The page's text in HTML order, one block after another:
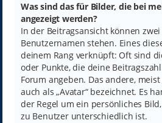
Was sind das für Bilder, die bei
angezeigt werden?
In der Beitragsansicht können
Benutzernamen stehen. Eines
deinem Rang verknüpft: Oft sind
oder Punkte, die deine
Forum angeben. Das andere,
auch als „Avatar“ bezeichnet. Es
der Regel um ein persönliches
zu Benutzer unterschiedlich ist.